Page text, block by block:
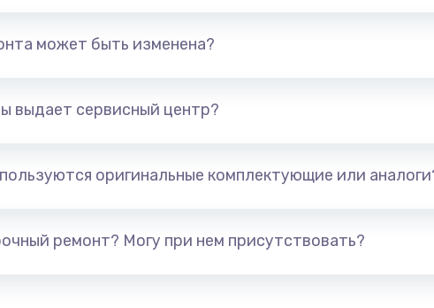
может быть изменена?
выдает сервисный центр?
оригинальные комплектующие или
ремонт? Могу при нем присутствовать?